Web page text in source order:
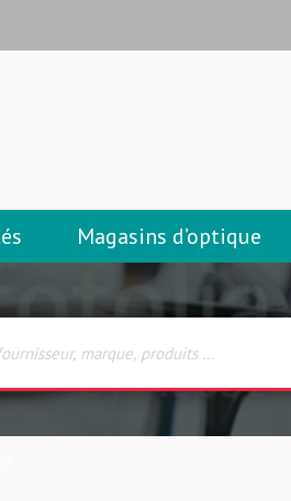
Magasins d’optique